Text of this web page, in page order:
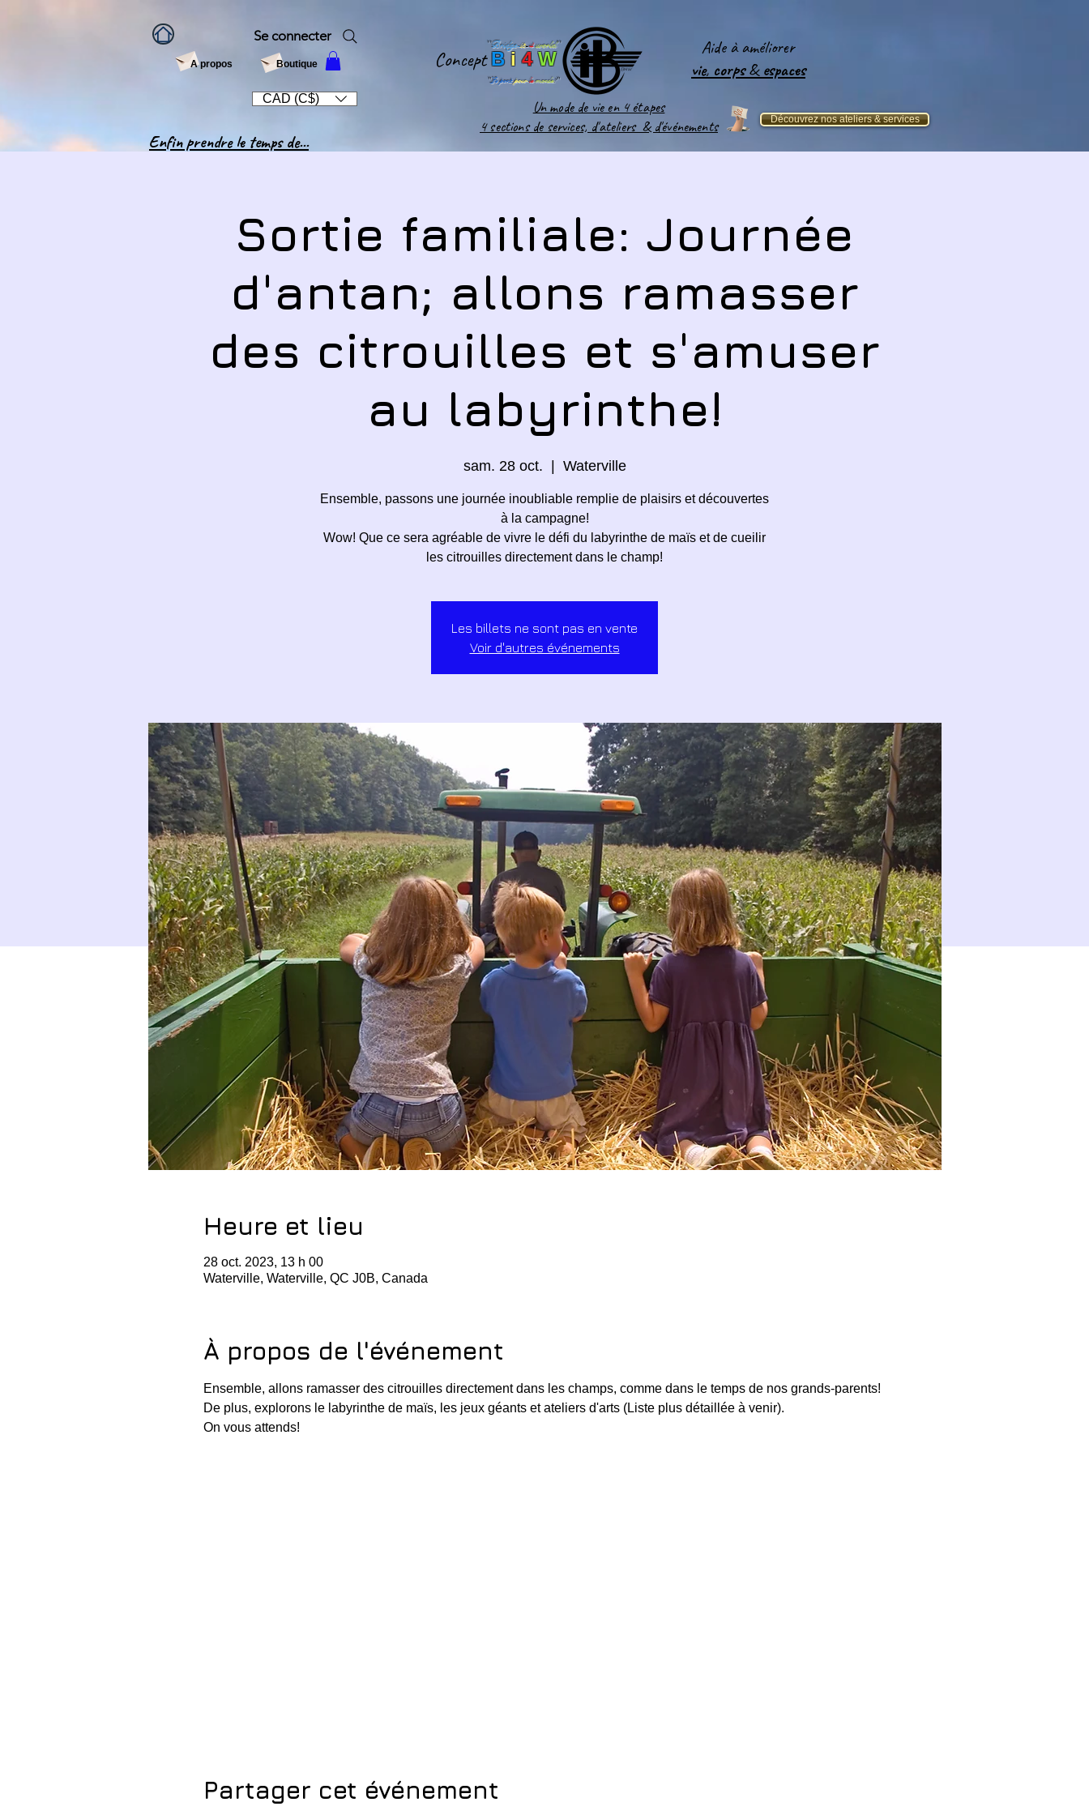
Se connecter
A propos Boutique
CAD (C$)
Enfin prendre le temps de...
ConceptB i 4 W
''Bridge-it-4world''
''Le pontpour le monde!''
Aide à améliorer
vie, corps&espaces​
Un mode de vie en 4 étapes
4 sections de services, d'ateliers & d'événements
Découvrez nos ateliers & services
Sortie familiale: Journée
d'antan; allons ramasser
des citrouilles et s'amuser
au labyrinthe!
sam. 28 oct.
  |
Waterville
Ensemble, passons une journée inoubliable remplie de plaisirs et découvertes
à la campagne!
Wow! Que ce sera agréable de vivre le défi du labyrinthe de maïs et de cueilir
les citrouilles directement dans le champ!
Les billets ne sont pas en vente
Voir d'autres événements
Heure et lieu
28 oct. 2023, 13 h 00
Waterville, Waterville, QC J0B, Canada
À propos de l'événement
Ensemble, allons ramasser des citrouilles directement dans les champs, comme dans le temps de nos grands-parents!
De plus, explorons le labyrinthe de maïs, les jeux géants et ateliers d'arts (Liste plus détaillée à venir).
On vous attends!
Partager cet événement